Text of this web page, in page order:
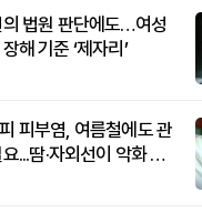
법원 판단에도…여성
해 기준 ‘제자리’
피부염, 여름철에도 관
...땀·자외선이 악화 요